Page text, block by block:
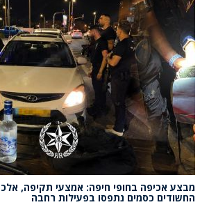
מבצע אכיפה בחופי חיפה: אמצעי תקיפה,
החשודים כסמים נתפסו בפעילות רחבה